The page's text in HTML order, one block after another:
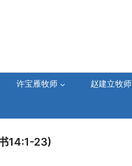
许宝雁牧师 赵建立牧师
14:1-23)